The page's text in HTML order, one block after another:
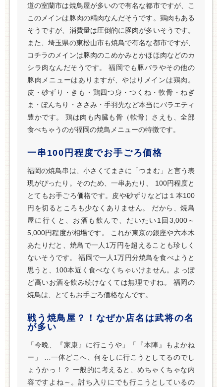
道の室蘭市は焼鳥屋が多いので有名な都市ですが、こ
このメインは豚肉の精肉なんだそうです。鶏肉もある
そうですが、消費量は圧倒的に豚肉が多いそうです。
また、埼玉県の東松山市も焼鳥で有名な都市ですが、
コチラのメインは豚肉のこめかみとかほほ肉などのカ
シラ肉なんだそうです。 福岡でも豚バラやその他の
豚肉メニューはありますが、やはりメインは鶏肉。
皮・砂ずり・きも・鶏四つ身・つくね・軟骨・ねぎ
ま・ぼんちり・ささみ・手羽先など本当にバラエティ
豊かです。 鶏は肉も内臓も骨（軟骨）さえも、全部
食べちゃうのが福岡の焼鳥メニューの特徴です。
一串100円程度でお手ごろ価格
福岡の焼鳥串は、小さくてまさに「つまむ」と言う表
現がぴったり。そのため、一串あたり、 100円程度と
とてもお手ごろ価格です。皮や砂ずりなどは１本100
円を切るところも少なくありません。 だから、焼鳥
屋に行くと、お酒も飲んで、だいたい1回3,000～
5,000円程度が相場です。 これが東京の銀座や六本木
あたりだと、焼鳥で一人1万円を超えることも珍しく
ないそうです。 福岡で一人1万円分焼鳥を食べようと
思うと、100本近く食べなくちゃいけません。よっぽ
ど高いお酒を飲み続けなくては無理ですね。 福岡の
焼鳥は、とてもお手ごろ価格なんです。
戦う焼鳥屋？！なぜか店名は武将の名
が多い
「今晩、『家康』に行こうや」「『本陣』もよかね
ー」 …一体どこへ、何をしに行こうとしてるのでし
ょうかっ！？ 一般的に考えると、めちゃくちゃな内
容ですよね～。討ち入りにでも行こうとしているの